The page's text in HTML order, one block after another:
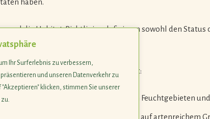
Ihr Surferlebnis zu verbessern,
und unseren Datenverkehr zu
klicken, stimmen Sie unserer
und die Habitat-Richtlinien definieren sowohl den
folgende LIFE-Projekte durchgeführt:
1997-1999: Wiederherstellung von Feuchtgebieten
2009-2014: Fokus auf artenreichem